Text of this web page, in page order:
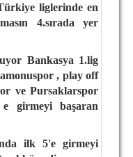
liglerinde en
4.sırada yer
Bankasya 1.lig
, play off
ve Pursaklarspor
girmeyi başaran
ilk 5'e girmeyi